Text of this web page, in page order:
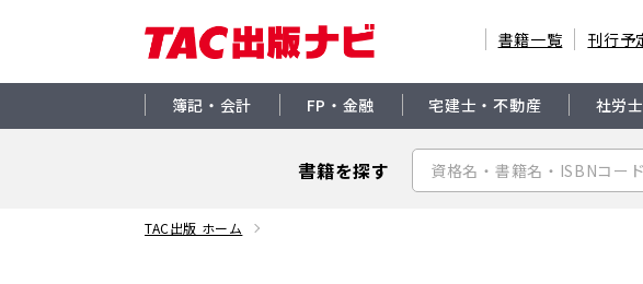
書籍一覧 刊行予
簿記・会計 FP・金融 宅建士・不動産 社労士
書籍を探す
TAC出版 ホーム